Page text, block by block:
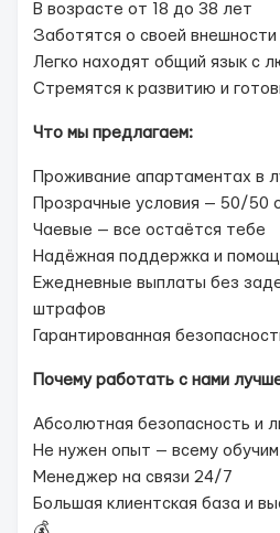
В возрасте от 18 до 38 лет
Заботятся о своей
Легко находят общий язык с
Стремятся к развитию и
Что мы предлагаем:
Проживание апартаментах в
Прозрачные условия — 50/50
Чаевые — все остаётся тебе
Надёжная поддержка и
Ежедневные выплаты без
штрафов
Гарантированная
Почему работать с нами
Абсолютная безопасность и
Не нужен опыт — всему обучим
Менеджер на связи 24/7
Большая клиентская база и